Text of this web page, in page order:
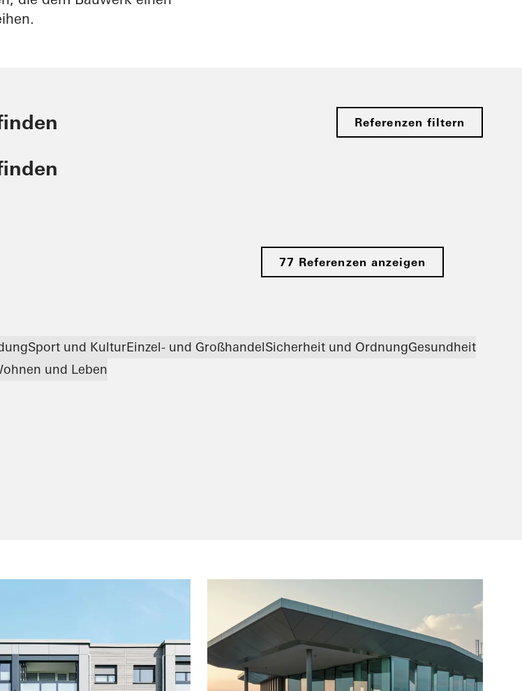
Referenzen filtern
77 Referenzen anzeigen
Sport und KulturEinzel- und GroßhandelSicherheit und OrdnungGesundheit
und Leben